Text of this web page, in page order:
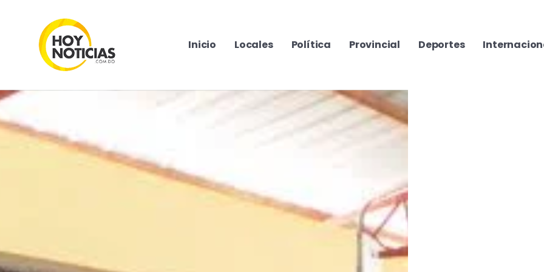
Inicio Locales Política Provincial Deportes